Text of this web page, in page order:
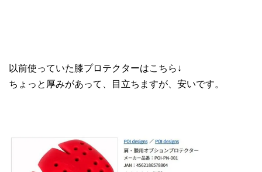
以前使っていた膝プロテクターはこちら↓
ちょっと厚みがあって、目立ちますが、安いです。